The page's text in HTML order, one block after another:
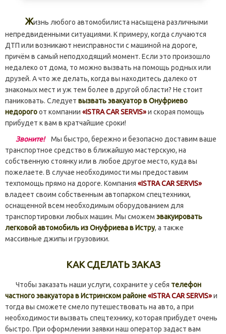
Жизнь любого автомобилиста насыщена различными
непредвиденными ситуациями. К примеру, когда случаются
ДТП или возникают неисправности с машиной на дороге,
причём в самый неподходящий момент. Если это произошло
недалеко от дома, то можно вызвать на помощь родных или
друзей. А что же делать, когда вы находитесь далеко от
знакомых мест и уж тем более в другой области? Не стоит
паниковать. Следует вызвать эвакуатор в Онуфриево
недорогоот компании «ISTRA CAR SERVIS»и скорая помощь
прибудет к вам в кратчайшие сроки!
Звоните!Мы быстро, бережно и безопасно доставим ваше
транспортное средство в ближайшую мастерскую, на
собственную стоянку или в любое другое место, куда вы
пожелаете. В случае необходимости мы предоставим
техпомощь прямо на дороге. Компания «ISTRA CAR SERVIS»
владеет своим собственным автопарком спецтехники,
оснащенной всем необходимым оборудованием для
транспортировки любых машин. Мы сможем эвакуировать
легковой автомобиль из Онуфриева в Истру, а также
массивные джипы и грузовики.
КАК СДЕЛАТЬ ЗАКАЗ
Чтобы заказать наши услуги, сохраните у себя телефон
частного эвакуатора в Истринском районе«ISTRA CAR SERVIS»и
тогда вы сможете смело путешествовать на авто, а при
необходимости вызвать спецтехнику, которая прибудет очень
быстро. При оформлении заявки наш оператор задаст вам